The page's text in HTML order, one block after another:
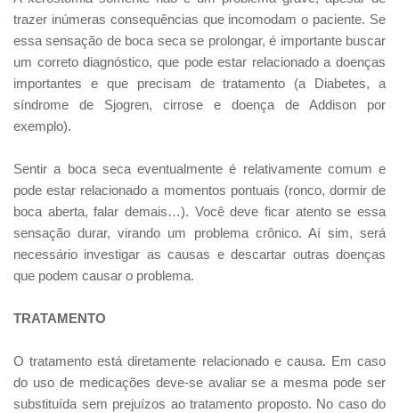
trazer inúmeras consequências que incomodam o paciente. Se
essa sensação de boca seca se prolongar, é importante buscar
um correto diagnóstico, que pode estar relacionado a doenças
importantes e que precisam de tratamento (a Diabetes, a
síndrome de Sjogren, cirrose e doença de Addison por
exemplo).
Sentir a boca seca eventualmente é relativamente comum e
pode estar relacionado a momentos pontuais (ronco, dormir de
boca aberta, falar demais…). Você deve ficar atento se essa
sensação durar, virando um problema crônico. Aí sim, será
necessário investigar as causas e descartar outras doenças
que podem causar o problema.
TRATAMENTO
O tratamento está diretamente relacionado e causa. Em caso
do uso de medicações deve-se avaliar se a mesma pode ser
substituída sem prejuízos ao tratamento proposto. No caso do